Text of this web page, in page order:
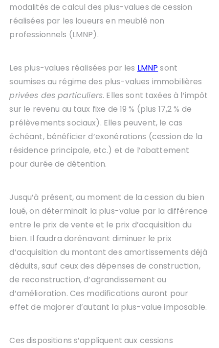
modalités de calcul des plus-values de cession
réalisées par les loueurs en meublé non
professionnels (LMNP).
Les plus-values réalisées par les LMNP sont
soumises au régime des plus-values immobilières
privées des particuliers. Elles sont taxées à l’impôt
sur le revenu au taux fixe de 19 % (plus 17,2 % de
prélèvements sociaux). Elles peuvent, le cas
échéant, bénéficier d’exonérations (cession de la
résidence principale, etc.) et de l’abattement
pour durée de détention.
Jusqu’à présent, au moment de la cession du bien
loué, on déterminait la plus-value par la différence
entre le prix de vente et le prix d’acquisition du
bien. Il faudra dorénavant diminuer le prix
d’acquisition du montant des amortissements déjà
déduits, sauf ceux des dépenses de construction,
de reconstruction, d’agrandissement ou
d’amélioration. Ces modifications auront pour
effet de majorer d’autant la plus-value imposable.
Ces dispositions s’appliquent aux cessions